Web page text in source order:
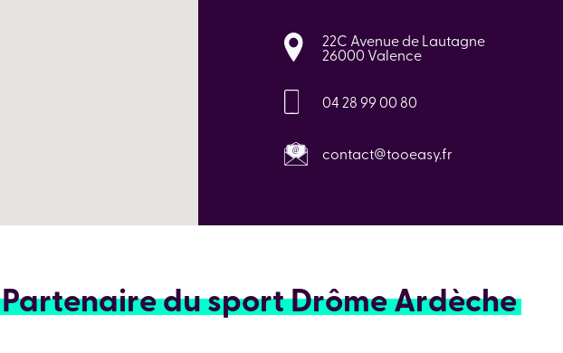
22C Avenue de Lautagne
26000 Valence
04 28 99 00 80
contact@tooeasy.fr
Partenaire du sport Drôme Ardèche